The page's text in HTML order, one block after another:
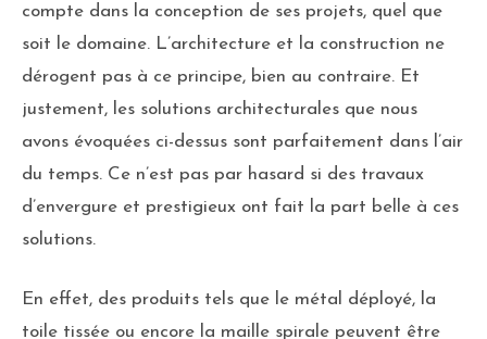
compte dans la conception de ses projets, quel que
soit le domaine. L’architecture et la construction ne
dérogent pas à ce principe, bien au contraire. Et
justement, les solutions architecturales que nous
avons évoquées ci-dessus sont parfaitement dans l’air
du temps. Ce n’est pas par hasard si des travaux
d’envergure et prestigieux ont fait la part belle à ces
solutions.
En effet, des produits tels que le métal déployé, la
toile tissée ou encore la maille spirale peuvent être